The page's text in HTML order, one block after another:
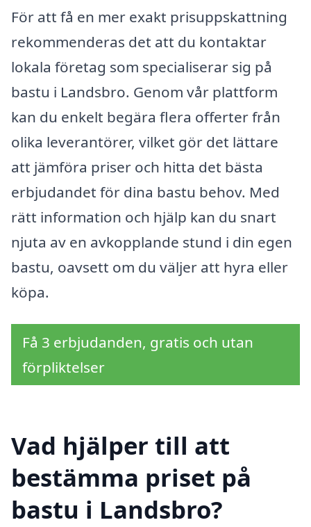
För att få en mer exakt prisuppskattning
rekommenderas det att du kontaktar
lokala företag som specialiserar sig på
bastu i Landsbro. Genom vår plattform
kan du enkelt begära flera offerter från
olika leverantörer, vilket gör det lättare
att jämföra priser och hitta det bästa
erbjudandet för dina bastu behov. Med
rätt information och hjälp kan du snart
njuta av en avkopplande stund i din egen
bastu, oavsett om du väljer att hyra eller
köpa.
Få 3 erbjudanden, gratis och utan
förpliktelser
Vad hjälper till att
bestämma priset på
bastu i Landsbro?